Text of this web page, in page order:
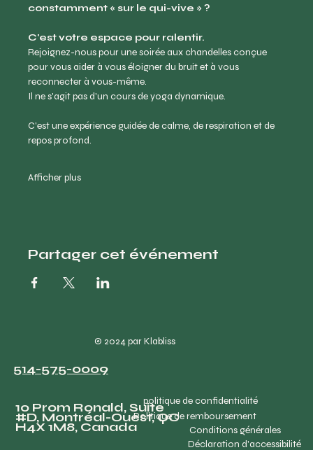
constamment « sur le qui-vive » ?
C'est votre espace pour ralentir.
Rejoignez-nous pour une soirée aux chandelles conçue
pour vous aider à vous éloigner du bruit et à vous
reconnecter à vous-même.
Il ne s'agit pas d'un cours de yoga dynamique.
C'est une expérience guidée de calme, de respiration et de
repos profond.
Afficher plus
Partager cet événement
514-575-0009
politique de confidentialité
Politique de remboursement
Conditions générales
Déclaration d'accessibilité
© 2024 par Klabliss
10 Prom Ronald, Suite
#D, Montréal-Ouest, QC
H4X 1M8, Canada